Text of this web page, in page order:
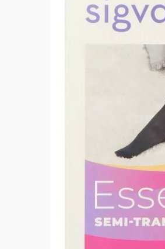
Martin
Amiens